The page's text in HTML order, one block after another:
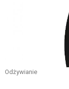
Odżywianie